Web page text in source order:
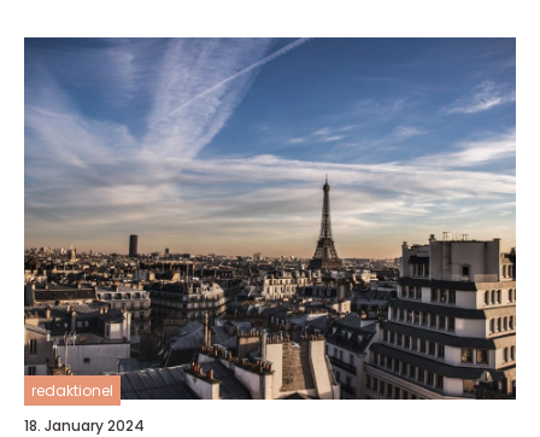
redaktionel
18. January 2024